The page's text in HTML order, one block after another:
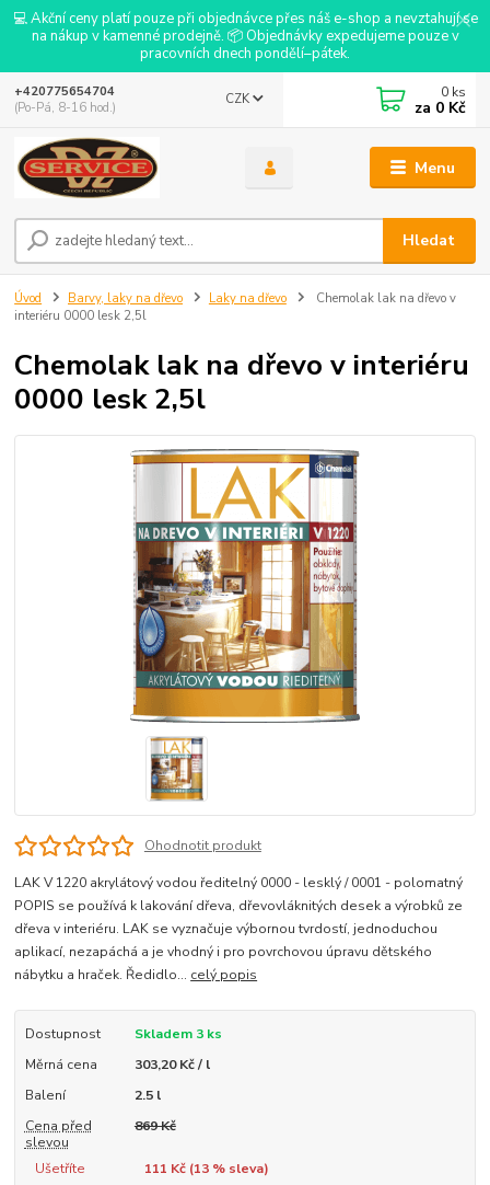
💻 Akční ceny platí pouze při objednávce přes náš e-shop a nevztahují se
na nákup v kamenné prodejně. 📦 Objednávky expedujeme pouze v
pracovních dnech pondělí–pátek.
Menu
CZK
Hledat
+420775654704
(Po-Pá, 8-16 hod.)
0 ks
za 0 Kč
Úvod Barvy, laky na dřevo Laky na dřevo
Chemolak lak na dřevo v
interiéru 0000 lesk 2,5l
Chemolak lak na dřevo v interiéru
0000 lesk 2,5l
Ohodnotit produkt
LAK V 1220 akrylátový vodou ředitelný 0000 - lesklý / 0001 - polomatný
POPIS se používá k lakování dřeva, dřevovláknitých desek a výrobků ze
dřeva v interiéru. LAK se vyznačuje výbornou tvrdostí, jednoduchou
aplikací, nezapáchá a je vhodný i pro povrchovou úpravu dětského
nábytku a hraček. Ředidlo... celý popis
Dostupnost
Skladem 3 ks
Měrná cena
303,20 Kč / l
Balení
2.5 l
Cena před
slevou
869 Kč
Ušetříte 111 Kč (13% sleva)